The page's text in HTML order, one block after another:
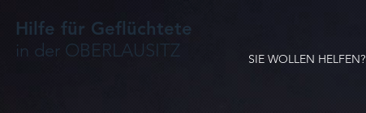
Hilfe für Geflüchtete
in der OBERLAUSITZ
SIE WOLLEN HELFEN?